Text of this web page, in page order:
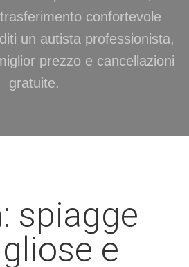
confortevole
un autista professionista,
prezzo e cancellazioni
gratuite.
spiagge
e